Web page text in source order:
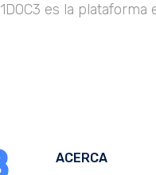
1DOC3 es la
ACERCA